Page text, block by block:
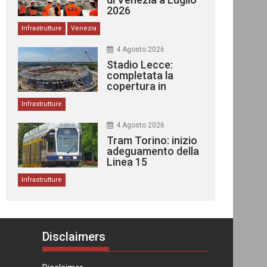
2026
Infrastrutture Venezia
4 Agosto 2026
Stadio Lecce:
completata la
copertura in
Infrastrutture
4 Agosto 2026
Tram Torino: inizio
adeguamento della
Linea 15
Infrastrutture
Disclaimers